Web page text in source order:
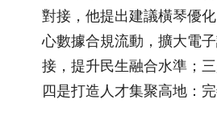
對接，他提出建議橫琴優
心數據合規流動，擴大電
接，提升民生融合水準；
四是打造人才集聚高地：